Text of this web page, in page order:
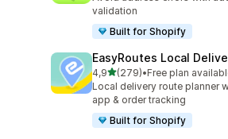
validation
Built for Shopify
EasyRoutes Local
4,95 yıldız üzerinden
(279)
toplam 279 değerlendirme
•Free plan
Local delivery route planner
app & order tracking
Built for Shopify